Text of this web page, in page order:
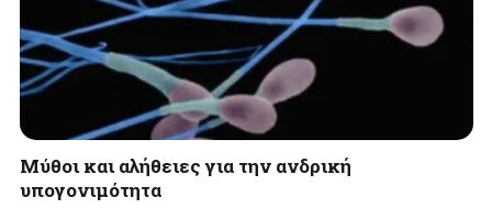
Μύθοι και αλήθειες για την ανδρική
υπογονιμότητα